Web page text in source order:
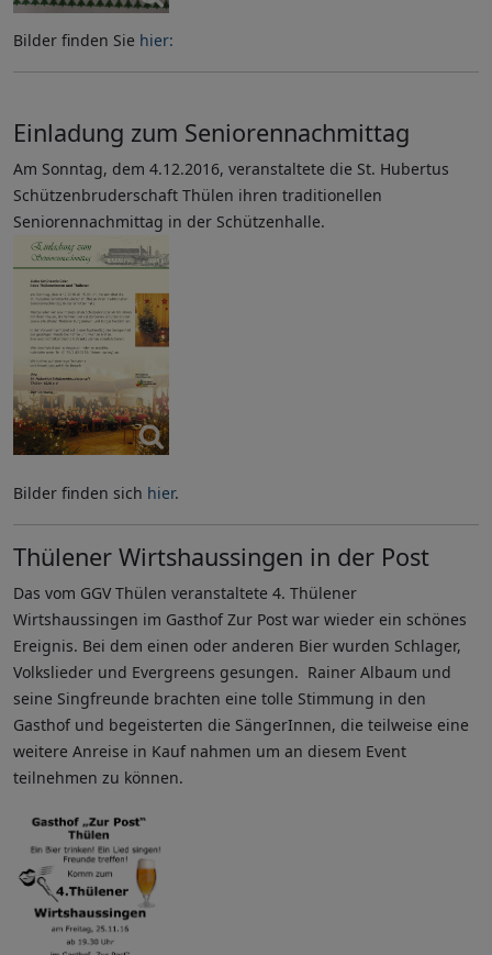
Bilder finden Sie hier:
Einladung zum Seniorennachmittag
Am Sonntag, dem 4.12.2016, veranstaltete die St. Hubertus
Schützenbruderschaft Thülen ihren traditionellen
Seniorennachmittag in der Schützenhalle.
Bilder finden sich hier.
Thülener Wirtshaussingen in der Post
Das vom GGV Thülen veranstaltete 4. Thülener
Wirtshaussingen im Gasthof Zur Post war wieder ein schönes
Ereignis. Bei dem einen oder anderen Bier wurden Schlager,
Volkslieder und Evergreens gesungen. Rainer Albaum und
seine Singfreunde brachten eine tolle Stimmung in den
Gasthof und begeisterten die SängerInnen, die teilweise eine
weitere Anreise in Kauf nahmen um an diesem Event
teilnehmen zu können.